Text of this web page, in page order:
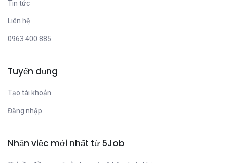
Tin tức
Liên hệ
0963 400 885
Tuyển dụng
Tạo tài khoản
Đăng nhập
Nhận việc mới nhất từ 5Job